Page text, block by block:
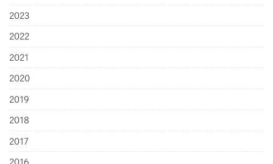
2023
2022
2021
2020
2019
2018
2017
2016